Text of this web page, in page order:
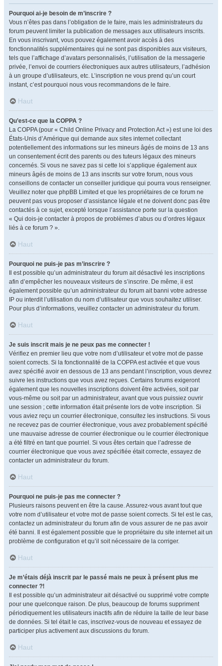
Pourquoi ai-je besoin de m’inscrire ?
Vous n’êtes pas dans l’obligation de le faire, mais les administrateurs du
forum peuvent limiter la publication de messages aux utilisateurs inscrits.
En vous inscrivant, vous pouvez également avoir accès à des
fonctionnalités supplémentaires qui ne sont pas disponibles aux visiteurs,
tels que l’affichage d’avatars personnalisés, l’utilisation de la messagerie
privée, l’envoi de courriers électroniques aux autres utilisateurs, l’adhésion
à un groupe d’utilisateurs, etc. L’inscription ne vous prend qu’un court
instant, c’est pourquoi nous vous recommandons de le faire.
Haut
Qu’est-ce que la COPPA ?
La COPPA (pour « Child Online Privacy and Protection Act ») est une loi des
États-Unis d’Amérique qui demande aux sites internet collectant
potentiellement des informations sur les mineurs âgés de moins de 13 ans
un consentement écrit des parents ou des tuteurs légaux des mineurs
concernés. Si vous ne savez pas si cette loi s’applique également aux
mineurs âgés de moins de 13 ans inscrits sur votre forum, nous vous
conseillons de contacter un conseiller juridique qui pourra vous renseigner.
Veuillez noter que phpBB Limited et que les propriétaires de ce forum ne
peuvent pas vous proposer d’assistance légale et ne doivent donc pas être
contactés à ce sujet, excepté lorsque l’assistance porte sur la question
« Qui dois-je contacter à propos de problèmes d’abus ou d’ordres légaux
liés à ce forum ? ».
Haut
Pourquoi ne puis-je pas m’inscrire ?
Il est possible qu’un administrateur du forum ait désactivé les inscriptions
afin d’empêcher les nouveaux visiteurs de s’inscrire. De même, il est
également possible qu’un administrateur du forum ait banni votre adresse
IP ou interdit l’utilisation du nom d’utilisateur que vous souhaitez utiliser.
Pour plus d’informations, veuillez contacter un administrateur du forum.
Haut
Je suis inscrit mais je ne peux pas me connecter !
Vérifiez en premier lieu que votre nom d’utilisateur et votre mot de passe
soient corrects. Si la fonctionnalité de la COPPA est activée et que vous
avez spécifié avoir en dessous de 13 ans pendant l’inscription, vous devrez
suivre les instructions que vous avez reçues. Certains forums exigeront
également que les nouvelles inscriptions doivent être activées, soit par
vous-même ou soit par un administrateur, avant que vous puissiez ouvrir
une session ; cette information était présente lors de votre inscription. Si
vous aviez reçu un courrier électronique, consultez les instructions. Si vous
ne recevez pas de courrier électronique, vous avez probablement spécifié
une mauvaise adresse de courrier électronique ou le courrier électronique
a été filtré en tant que pourriel. Si vous êtes certain que l’adresse de
courrier électronique que vous avez spécifiée était correcte, essayez de
contacter un administrateur du forum.
Haut
Pourquoi ne puis-je pas me connecter ?
Plusieurs raisons peuvent en être la cause. Assurez-vous avant tout que
votre nom d’utilisateur et votre mot de passe soient corrects. Si tel est le cas,
contactez un administrateur du forum afin de vous assurer de ne pas avoir
été banni. Il est également possible que le propriétaire du site internet ait un
problème de configuration et qu’il soit nécessaire de la corriger.
Haut
Je m’étais déjà inscrit par le passé mais ne peux à présent plus me
connecter ?!
Il est possible qu’un administrateur ait désactivé ou supprimé votre compte
pour une quelconque raison. De plus, beaucoup de forums suppriment
périodiquement les utilisateurs inactifs afin de réduire la taille de leur base
de données. Si tel était le cas, inscrivez-vous de nouveau et essayez de
participer plus activement aux discussions du forum.
Haut